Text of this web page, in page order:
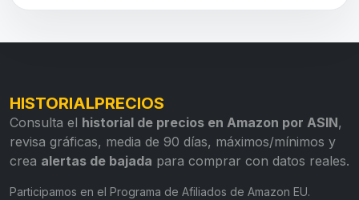
HISTORIALPRECIOS
Consulta el historial de precios en Amazon por ASIN,
revisa gráficas, media de 90 días, máximos/mínimos y
crea alertas de bajada para comprar con datos reales.
Participamos en el Programa de Afiliados de Amazon EU.